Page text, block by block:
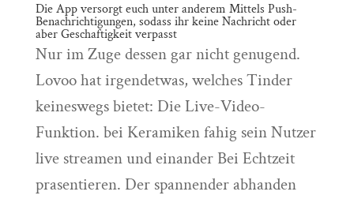
Die App versorgt euch unter anderem Mittels Push-
Benachrichtigungen, sodass ihr keine Nachricht oder
aber Geschaftigkeit verpasst
Nur im Zuge dessen gar nicht genugend.
Lovoo hat irgendetwas, welches Tinder
keineswegs bietet: Die Live-Video-
Funktion. bei Keramiken fahig sein Nutzer
live streamen und einander Bei Echtzeit
prasentieren. Der spannender abhanden